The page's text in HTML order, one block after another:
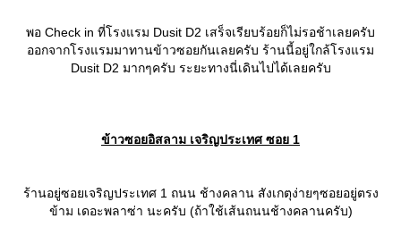
พอ Check in ที่โรงแรม Dusit D2 เสร็จเรียบร้อยก็ไม่รอช้าเลยครับ
ออกจากโรงแรมมาทานข้าวซอยกันเลยครับ ร้านนี้อยู่ใกล้โรงแรม
Dusit D2 มากๆครับ ระยะทางนี่เดินไปได้เลยครับ
ข้าวซอยอิสลาม เจริญประเทศ ซอย 1
ร้านอยู่ซอยเจริญประเทศ 1 ถนน ช้างคลาน สังเกตุง่ายๆซอยอยู่ตรง
ข้าม เดอะพลาซ่า นะครับ (ถ้าใช้เส้นถนนช้างคลานครับ)